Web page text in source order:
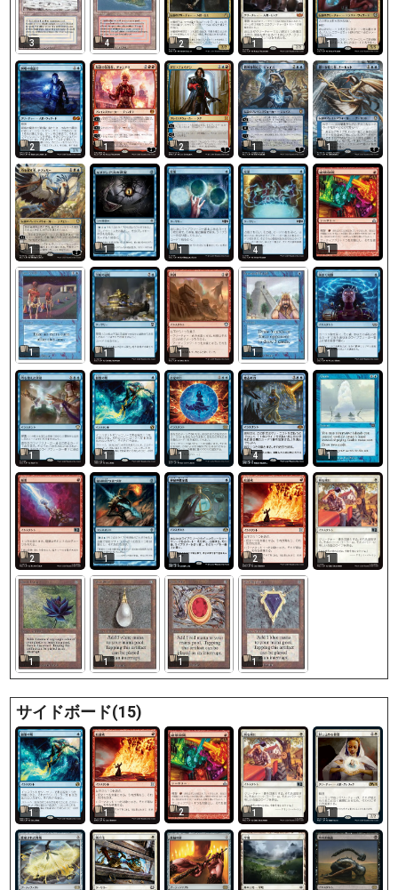
3 4 2 1 1
2 1 2 1 1
1 1 1 4 1
1 1 1 1 1
1 1 1 4 1
2 1 1 2 1
1 1 1 1
サイドボード(15)
1 1 2 1 1